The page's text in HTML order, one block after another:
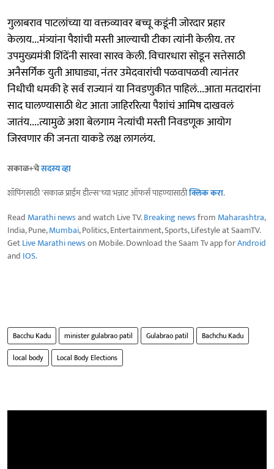
गुलाबराव पाटलांच्या या वक्तव्यावर बच्चू कडूंनी जोरदार प्रहार
केलाय...मंत्र्यांना पैशांची मस्ती आल्याची टीका त्यांनी केलीय. तर
उपमुख्यमंत्री शिंदेंनी सारवा सारव केली. विचारधारा सोडून सत्तेसाठी
अनैसर्गिक युती आघाड्या, नंतर उमेदवारांची पळवापळवी त्यानंतर
निधीची धमकी हे सर्व राज्यानं या निवडणुकीत पाहिलं...आता मतदारांना
साद घालण्यासाठी थेट आता जाहिररित्या पैशांचं आमिष दाखवलं
जातंय....त्यामुळे अशा बेलगाम नेत्यांची मस्ती निवडणूक आयोग
जिरवणार की जनता याकडे लक्ष लागलंय.
सकाळ+चेसदस्य व्हा
शॉपिंगसाठी 'सकाळ प्राईम डील्स'च्या भन्नाट ऑफर्स पाहण्यासाठीक्लिक करा.
Read Marathi newsand watch Live TV.Breaking newsfrom Maharashtra,
India, Pune,Mumbai, Politics, Entertainment, Sports, Lifestyle at SaamTV.
GetLive Marathi newson Mobile. Download the Saam Tv app forAndroid
and IOS.
Bacchu Kadu minister gulabrao patil Gulabrao patil
Bachchu Kadu
local body
Local Body Elections